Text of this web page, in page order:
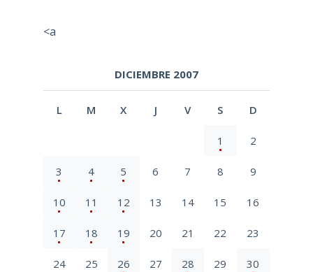
<a
DICIEMBRE 2007
L M X J V S D
1 2
3 4 5 6 7 8 9
10 11 12 13 14 15 16
17 18 19 20 21 22 23
24 25 26 27 28 29 30